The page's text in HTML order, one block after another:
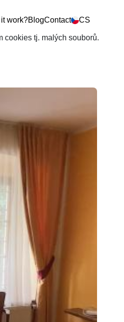
work?BlogContact CS
cookies tj. malých souborů.